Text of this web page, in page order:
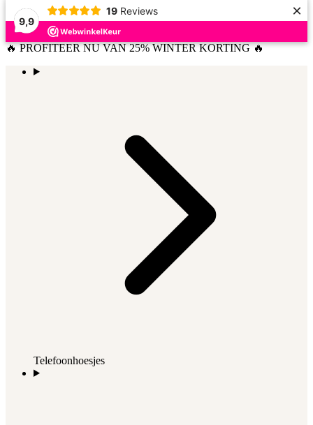
9,9
19 Reviews ×
🔥 PROFITEER NU VAN 25% WINTER KORTING 🔥
Telefoonhoesjes